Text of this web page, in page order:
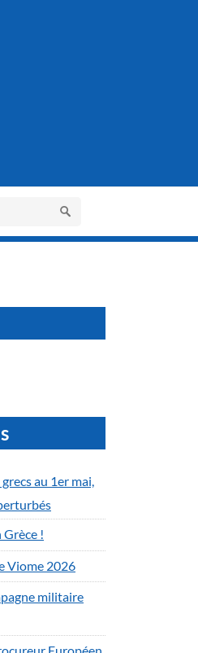
au 1er mai,
Grèce !
Viome 2026
militaire